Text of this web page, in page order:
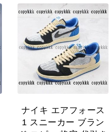
ナイキ エアフォース
1 スニーカー ブラン